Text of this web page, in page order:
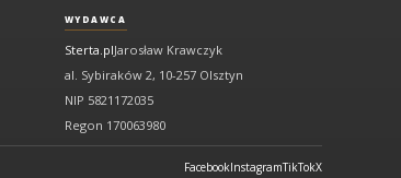
WYDAWCA
Sterta.plJarosław Krawczyk
al. Sybiraków 2, 10-257 Olsztyn
NIP 5821172035
Regon 170063980
FacebookInstagramTikTokX